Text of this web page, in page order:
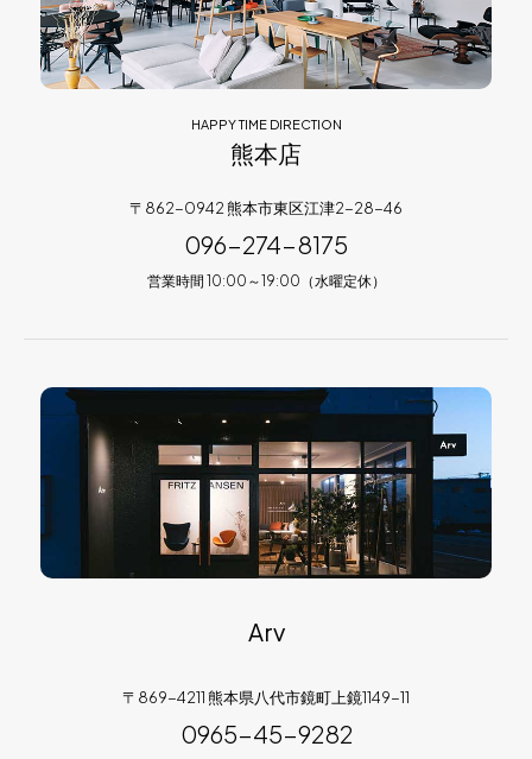
HAPPY TIME DIRECTION
熊本店
〒862-0942 熊本市東区江津2-28-46
096-274-8175
営業時間 10:00～19:00（水曜定休）
Arv
〒869-4211 熊本県八代市鏡町上鏡1149-11
0965-45-9282